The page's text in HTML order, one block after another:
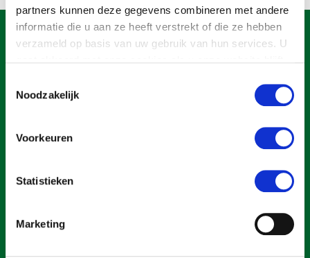
partners kunnen deze gegevens combineren met andere
informatie die u aan ze heeft verstrekt of die ze hebben
verzameld op basis van uw gebruik van hun services. U
Noodzakelijk
Voorkeuren
Statistieken
Marketing
Schapenhouderij
Varkenshouderij
Paddenstoelen
Vollegrondsgroente
Over LTO
LTO Nederland
Vakgroepbestuurders
Pers
Een ondernemers- en werkgeversorganisatie met meerwaarde,
Organisatie Nederland (LTO).